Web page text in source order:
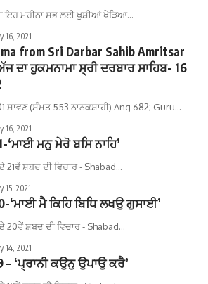
ਇਹ ਮਹੀਨਾ ਸਭ ਲਈ ਖੁਸ਼ੀਆਂ ਖੇੜਿਆ…
16, 2021
from Sri Darbar Sahib Amritsar
ਦਾ ਹੁਕਮਨਾਮਾ ਸ੍ਰੀ ਦਰਬਾਰ ਸਾਹਿਬ- 16
ਸਾਵਣ (ਸੰਮਤ 553 ਨਾਨਕਸ਼ਾਹੀ) Ang 682; Guru…
16, 2021
‘ਮਾਈ ਮਨੁ ਮੇਰੋ ਬਸਿ ਨਾਹਿ’
21ਵੇਂ ਸ਼ਬਦ ਦੀ ਵਿਚਾਰ - Shabad…
15, 2021
‘ਮਾਈ ਮੈ ਕਿਹਿ ਬਿਧਿ ਲਖਉ ਗੁਸਾਈ’
20ਵੇਂ ਸ਼ਬਦ ਦੀ ਵਿਚਾਰ - Shabad…
14, 2021
– ‘ਪ੍ਰਾਨੀ ਕਉਨੁ ਉਪਾਉ ਕਰੈ’